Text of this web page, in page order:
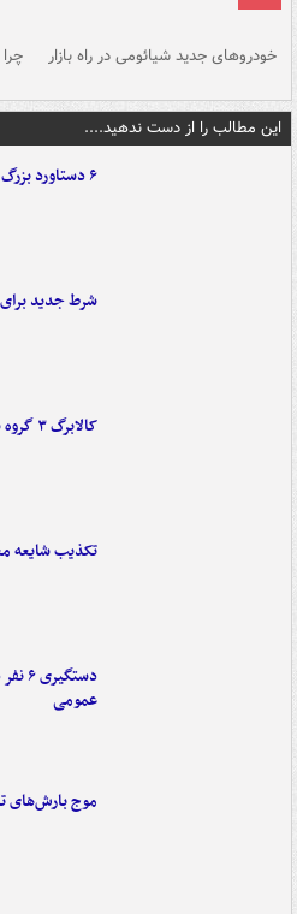
خودروهای جدید شیائومی در راه بازار
این مطالب را از دست ندهید....
۶ دستاورد بزرگ ایران در ۱۶۰ روز رهبری رهبر انقلاب
شرط جدید
کالابرگ ۳ گروه شارژ شد
تکذیب شایعه
عمومی
موج بارش‌های